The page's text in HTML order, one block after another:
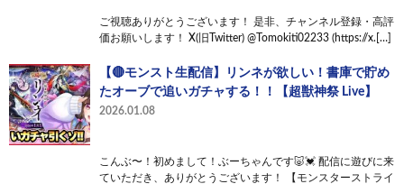
ご視聴ありがとうございます！ 是非、チャンネル登録・高評
価お願いします！ X(旧Twitter) @Tomokiti02233 (https://x.[…]
【🔴モンスト生配信】リンネが欲しい！書庫で貯め
たオーブで追いガチャする！！【超獣神祭 Live】
2026.01.08
こんぶ〜！初めまして！ぶーちゃんです🐷💓 配信に遊びに来
ていただき、ありがとうございます！ 【モンスターストライ